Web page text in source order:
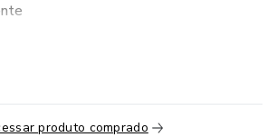
Aulas
Lugar
produto comprado